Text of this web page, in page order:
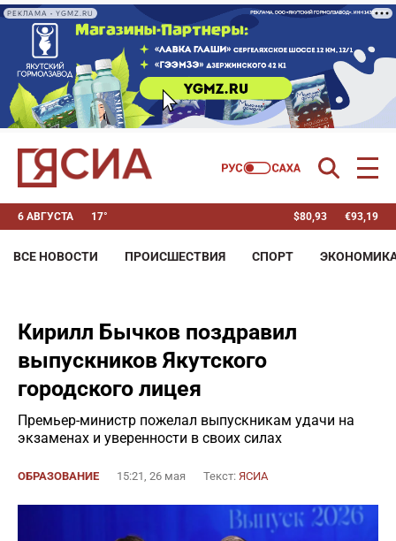
РЕКЛАМА • YGMZ.RU
6 АВГУСТА 17° $80,93 €93,19
ВСЕ НОВОСТИ ПРОИСШЕСТВИЯ СПОРТ
Кирилл Бычков поздравил
выпускников Якутского
городского лицея
Премьер-министр пожелал выпускникам удачи на
экзаменах и уверенности в своих силах
ОБРАЗОВАНИЕ 15:21, 26 мая Текст: ЯСИА